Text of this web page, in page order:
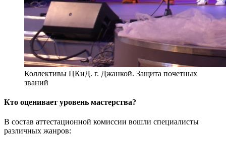
Коллективы ЦКиД. г. Джанкой. Защита почетных
званий
Кто оценивает уровень мастерства?
В состав аттестационной комиссии вошли специалисты
различных жанров: